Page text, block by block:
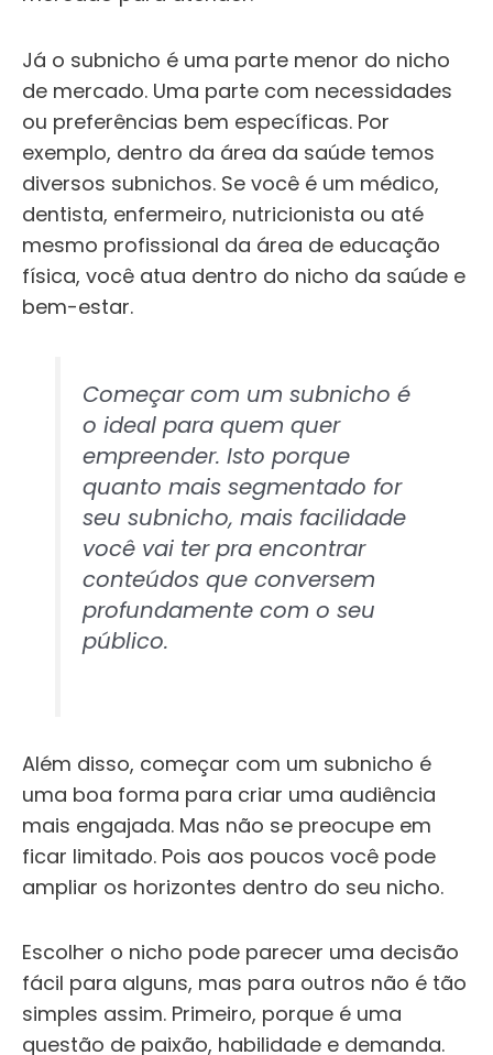
Já o subnicho é uma parte menor do nicho
de mercado. Uma parte com necessidades
ou preferências bem específicas. Por
exemplo, dentro da área da saúde temos
diversos subnichos. Se você é um médico,
dentista, enfermeiro, nutricionista ou até
mesmo profissional da área de educação
física, você atua dentro do nicho da saúde e
bem-estar.
Começar com um subnicho é
o ideal para quem quer
empreender. Isto porque
quanto mais segmentado for
seu subnicho, mais facilidade
você vai ter pra encontrar
conteúdos que conversem
profundamente com o seu
público.
Além disso, começar com um subnicho é
uma boa forma para criar uma audiência
mais engajada. Mas não se preocupe em
ficar limitado. Pois aos poucos você pode
ampliar os horizontes dentro do seu nicho.
Escolher o nicho pode parecer uma decisão
fácil para alguns, mas para outros não é tão
simples assim. Primeiro, porque é uma
questão de paixão, habilidade e demanda.